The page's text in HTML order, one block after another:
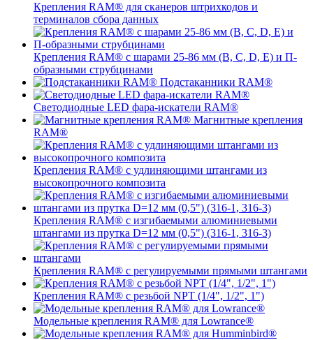
Крепления RAM® для сканеров штрихкодов и
терминалов сбора данных
Крепления RAM® с шарами 25-86 мм (B, C, D, E) и П-
образными струбцинами
Подстаканники RAM®
Светодиодные LED фара-искатели RAM®
Магнитные крепления
RAM®
Крепления RAM® с удлиняющими штангами из
высокопрочного композита
Крепления RAM® с изгибаемыми алюминиевыми
штангами из прутка D=12 мм (0,5") (316-1, 316-3)
Крепления RAM® c регулируемыми прямыми штангами
Крепления RAM® с резьбой NPT (1/4", 1/2", 1")
Модельные крепления RAM® для Lowrance®